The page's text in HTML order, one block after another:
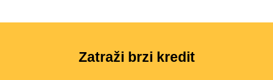
Zatraži brzi kredit